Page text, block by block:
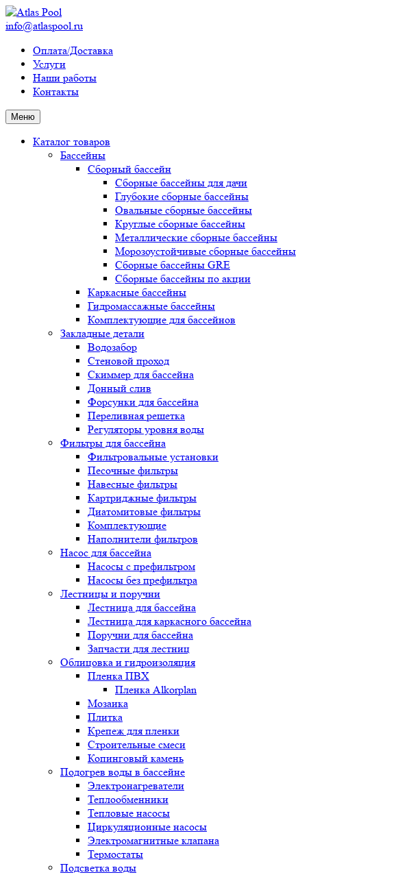
info@atlaspool.ru
Оплата/Доставка
Услуги
Наши работы
Контакты
Меню
Каталог товаров
Бассейны
Сборный бассейн
Сборные бассейны для дачи
Глубокие сборные бассейны
Овальные сборные бассейны
Круглые сборные бассейны
Металлические сборные бассейны
Морозоустойчивые сборные бассейны
Сборные бассейны GRE
Сборные бассейны по акции
Каркасные бассейны
Гидромассажные бассейны
Комплектующие для бассейнов
Закладные детали
Водозабор
Стеновой проход
Скиммер для бассейна
Донный слив
Форсунки для бассейна
Переливная решетка
Регуляторы уровня воды
Фильтры для бассейна
Фильтровальные установки
Песочные фильтры
Навесные фильтры
Картриджные фильтры
Диатомитовые фильтры
Комплектующие
Наполнители фильтров
Насос для бассейна
Насосы с префильтром
Насосы без префильтра
Лестницы и поручни
Лестница для бассейна
Лестница для каркасного бассейна
Поручни для бассейна
Запчасти для лестниц
Облицовка и гидроизоляция
Пленка ПВХ
Пленка Alkorplan
Мозаика
Плитка
Крепеж для пленки
Строительные смеси
Копинговый камень
Подогрев воды в бассейне
Электронагреватели
Теплообменники
Тепловые насосы
Циркуляционные насосы
Электромагнитные клапана
Термостаты
Подсветка воды